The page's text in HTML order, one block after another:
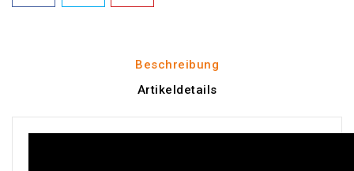
Beschreibung
Artikeldetails